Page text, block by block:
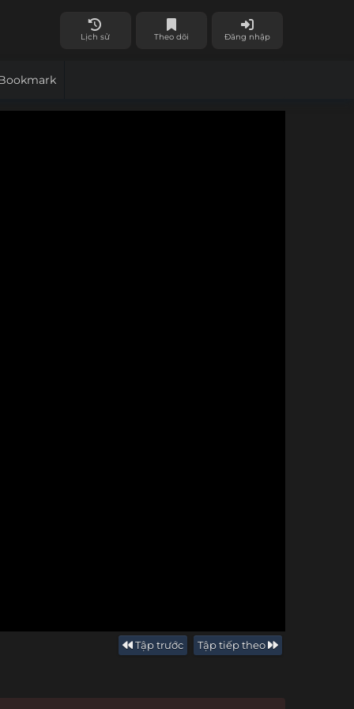
Lịch sử Theo dõi Đăng nhập
Tập trước Tập tiếp theo